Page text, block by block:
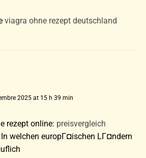
viagra ohne rezept deutschland
2025 at 15 h 39 min
rezept online: preisvergleich
welchen europГ¤ischen LГ¤ndern